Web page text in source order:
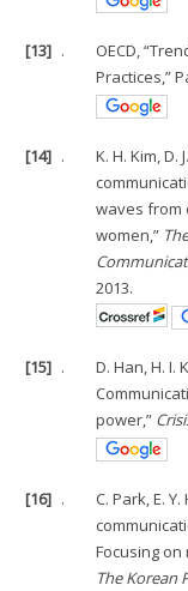
[13] .
OECD,
Practices,”
[14] .
K. H. Kim, D.
waves from
women,”
2013.
[15] .
D. Han, H. I.
power,”
[16] .
C. Park, E.
Focusing
The Korean